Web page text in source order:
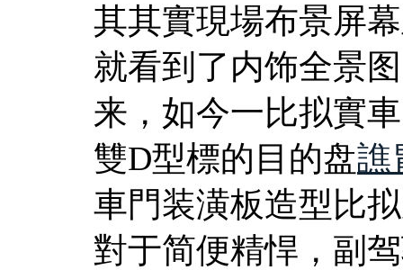
其其實現場布景屏
就看到了内饰全景
来，如今一比拟實
雙D型標的目的盘譙
車門装潢板造型比
對于简便精悍，副